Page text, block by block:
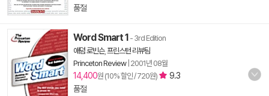
품절
Word Smart 1 - 3rd Edition
애덤 로빈슨, 프린스턴 리뷰팀
Princeton Review| 2001년 08월
14,400원 (10% 할인 / 720원)
9.3
품절